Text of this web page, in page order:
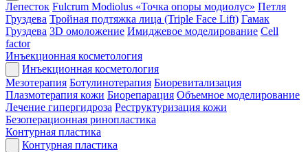
Лепесток Fulcrum Modiolus «Точка опоры модиолус» Петля
Груздева Тройная подтяжка лица (Triple Face Lift) Гамак
Груздева 3D омоложение Имиджевое моделирование Cell
factor
Инъекционная косметология
Инъекционная косметология
Мезотерапия Ботулинотерапия Биоревитализация
Плазмотерапия кожи Биорепарация Объемное моделирование
Лечение гипергидроза Реструктуризация кожи
Безоперационная ринопластика
Контурная пластика
Контурная пластика